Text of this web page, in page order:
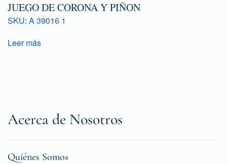
JUEGO DE CORONA Y PIÑON
SKU: A 39016 1
Leer más
Acerca de Nosotros
Quiénes Somos